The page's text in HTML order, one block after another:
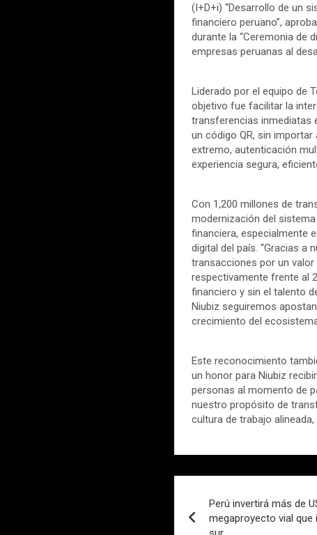
(I+D+i) “Desarrollo de un
financiero peruano”,
durante la “Ceremonia de
empresas peruanas al
Liderado por el equipo de
objetivo fue facilitar la
transferencias inmediatas
un código QR, sin
extremo, autenticación
experiencia segura,
Con 1,200 millones de
modernización del
financiera, especialmente
digital del país. “Gracias a
transacciones por un valor
respectivamente frente al
financiero y sin el talento
Niubiz seguiremos
crecimiento del
Este reconocimiento
un honor para Niubiz
personas al momento de
nuestro propósito de
cultura de trabajo
de
Perú invertirá más de
megaproyecto vial